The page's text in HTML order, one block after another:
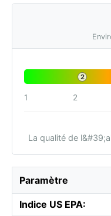
2
1 2
La qualité de
Paramètre
Indice US EPA: